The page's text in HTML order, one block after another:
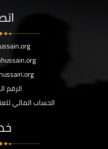
الرقم
الحساب المالي